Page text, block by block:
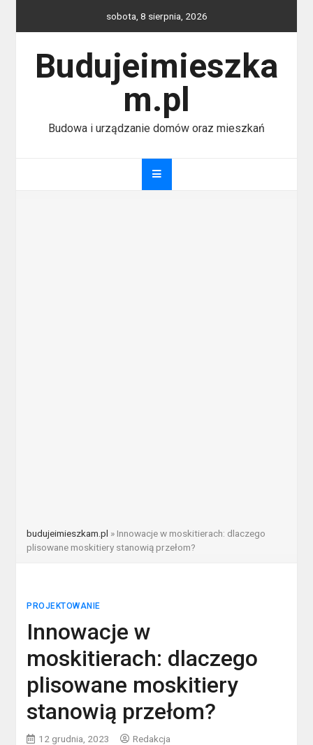
sobota, 8 sierpnia, 2026
Budujeimieszka
m.pl
Budowa i urządzanie domów oraz mieszkań
budujeimieszkam.pl » Innowacje w moskitierach: dlaczego
plisowane moskitiery stanowią przełom?
PROJEKTOWANIE
Innowacje w
moskitierach: dlaczego
plisowane moskitiery
stanowią przełom?
12 grudnia, 2023 Redakcja